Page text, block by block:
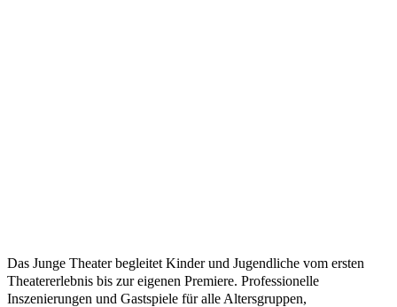
Das Junge Theater begleitet Kinder und Jugendliche vom ersten
Theatererlebnis bis zur eigenen Premiere. Professionelle
Inszenierungen und Gastspiele für alle Altersgruppen,